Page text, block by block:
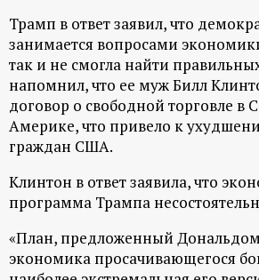
и
о
н
н
ы
й
Трамп в ответ заявил, что
занимается вопросами
так и не смогла найти
напомнил, что ее муж Билл
договор о свободной торговле в
Америке, что привело к
граждан США.
Клинтон в ответ заявила, что
программа Трампа
«План, предложенный
экономика просачивающегося